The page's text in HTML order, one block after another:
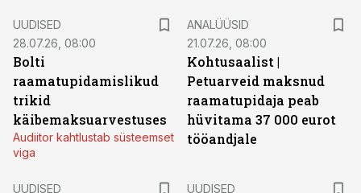
UUDISED
28.07.26, 08:00
Bolti
raamatupidamislikud
trikid
käibemaksuarvestuses
Audiitor kahtlustab süsteemset
viga
ANALÜÜSID
21.07.26, 08:00
Kohtusaalist |
Petuarveid maksnud
raamatupidaja peab
hüvitama 37 000 eurot
tööandjale
UUDISED UUDISED